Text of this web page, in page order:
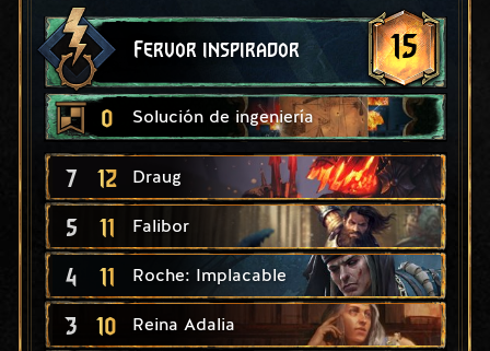
Fervor inspirador 15
0 Solución de ingeniería
7 12 Draug
5 11 Falibor
4 11 Roche: Implacable
3 10 Reina Adalia